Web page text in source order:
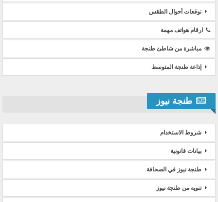
توقعات أحوال الطقس
ارقام هواتف مهمة
مباشرة من شاطئ طنجة
إذاعة طنجة المتوسط
طنجة نيوز
شروط الاستخدام
بيانات قانونية
طنجة نيوز في الصحافة
تنويه من طنجة نيوز